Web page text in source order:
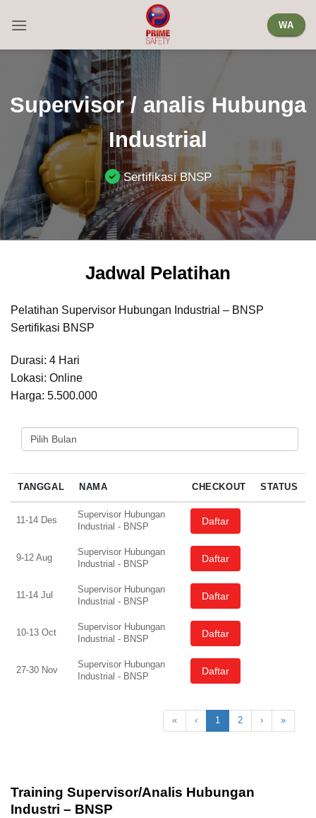
WA
Supervisor / analis Hubunga
Industrial
Sertifikasi BNSP
Jadwal Pelatihan
Pelatihan Supervisor Hubungan Industrial – BNSP
Sertifikasi BNSP
Durasi: 4 Hari
Lokasi: Online
Harga: 5.500.000
PILIH BULAN
TANGGAL NAMA CHECKOUT STATUS
11-14 Des
Supervisor Hubungan
Industrial - BNSP
Daftar
9-12 Aug
Supervisor Hubungan
Industrial - BNSP
Daftar
11-14 Jul
Supervisor Hubungan
Industrial - BNSP
Daftar
10-13 Oct
Supervisor Hubungan
Industrial - BNSP
Daftar
27-30 Nov
Supervisor Hubungan
Industrial - BNSP
Daftar
« ‹ 1 2 › »
Training Supervisor/Analis Hubungan
Industri – BNSP